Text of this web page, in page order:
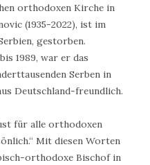
orthodoxen Kirche in
(1935-2022), ist im
gestorben.
1989, war er das
Serben in
Deutschland-freundlich.
für alle orthodoxen
Mit diesen Worten
orthodoxe Bischof in